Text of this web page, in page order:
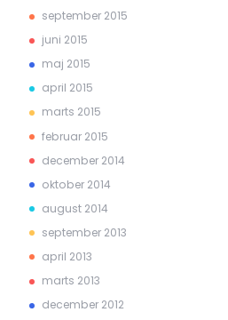
september 2015
juni 2015
maj 2015
april 2015
marts 2015
februar 2015
december 2014
oktober 2014
august 2014
september 2013
april 2013
marts 2013
december 2012